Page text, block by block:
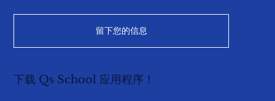
下载 Qs School 应用程序！
留下您的信息